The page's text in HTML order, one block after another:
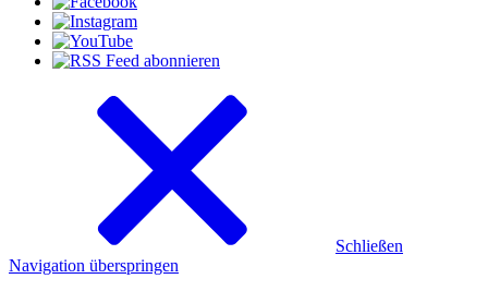
Schließen
Navigation überspringen